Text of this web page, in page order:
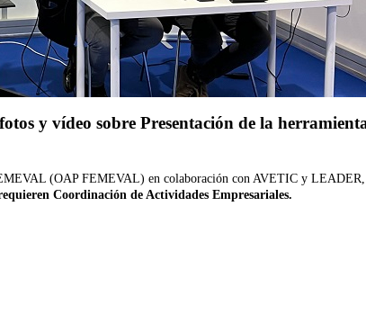
y vídeo sobre Presentación de la
(OAP FEMEVAL) en colaboración con AVETIC y
Coordinación de Actividades Empresariales.